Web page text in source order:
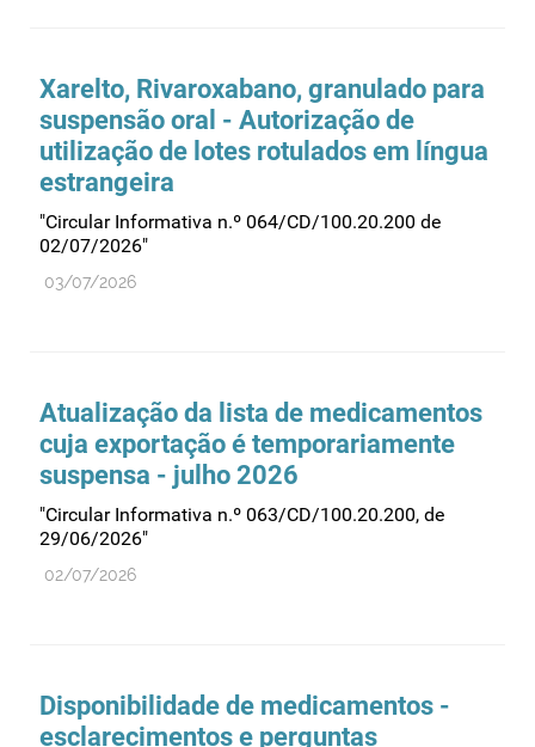
Xarelto, Rivaroxabano, granulado para
suspensão oral - Autorização de
utilização de lotes rotulados em língua
estrangeira
"Circular Informativa n.º 064/CD/100.20.200 de
02/07/2026"
03/07/2026
Atualização da lista de medicamentos
cuja exportação é temporariamente
suspensa - julho 2026
"Circular Informativa n.º 063/CD/100.20.200, de
29/06/2026"
02/07/2026
Disponibilidade de medicamentos -
esclarecimentos e perguntas